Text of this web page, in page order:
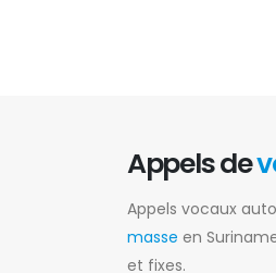
Appels de
Appels vocaux
masse en
et fixes.